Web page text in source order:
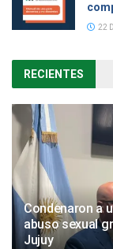
22
RECIENTES
Condenaron a
abuso sexual
Jujuy